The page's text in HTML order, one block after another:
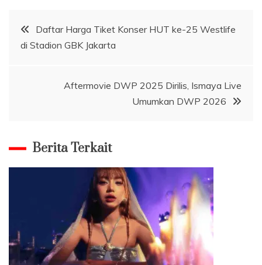
Navigasi
pos
Daftar Harga Tiket Konser HUT ke-25 Westlife
di Stadion GBK Jakarta
Aftermovie DWP 2025 Dirilis, Ismaya Live
Umumkan DWP 2026
Berita Terkait